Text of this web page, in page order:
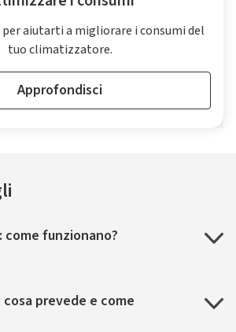
aiutarti a migliorare i consumi del
tuo climatizzatore.
Approfondisci
funzionano?
prevede e come